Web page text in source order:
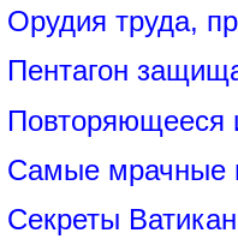
Орудия труда,
Пентагон
Повторяющееся
Самые мрачные
Секреты